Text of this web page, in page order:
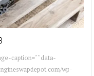
caption="" data-
wp-